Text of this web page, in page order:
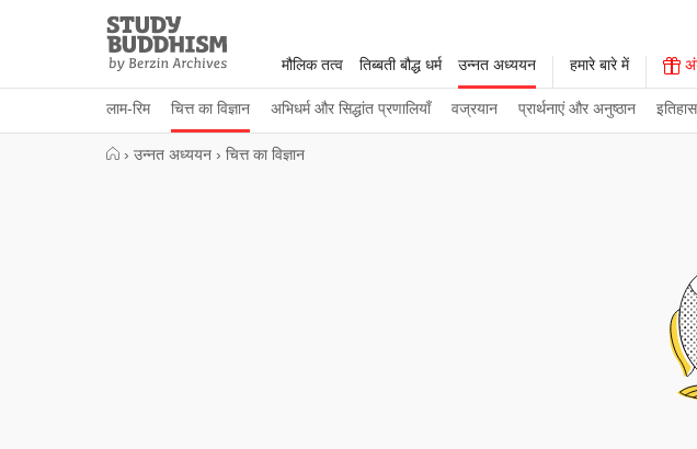
Study
Buddhism
Home
मौलिक तत्व तिब्बती बौद्ध धर्म उन्नत अध्ययन
लाम-रिम चित्त का विज्ञान अभिधर्म और सिद्धांत प्रणालियाँ वज्रयान प्रार्थनाएं और अनुष्ठान
हमारे बारे में
› उन्नत अध्ययन › चित्त का विज्ञान